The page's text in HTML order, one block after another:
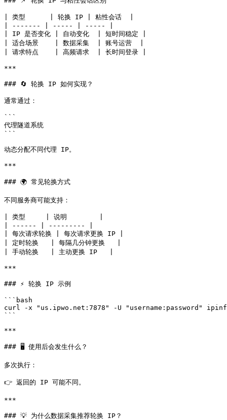
| 类型      | 轮换 IP | 粘性会话  |
| ------- | ----- | ----- |
| IP 是否变化 | 自动变化  | 短时间稳定 |
| 适合场景    | 数据采集  | 账号运营  |
| 请求特点    | 高频请求  | 长时间登录 |
***
### 🔄 轮换 IP 如何实现？
通常通过：
```
代理隧道系统
```
动态分配不同代理 IP。
***
### 🌍 常见轮换方式
不同服务商可能支持：
| 类型     | 说明        |
| ------ | --------- |
| 每次请求轮换 | 每次请求更换 IP |
| 定时轮换   | 每隔几分钟更换   |
| 手动轮换   | 主动更换 IP   |
***
### ⚡ 轮换 IP 示例
```bash
curl -x "us.ipwo.net:7878" -U "username:password"
```
***
### 🖥 使用后会发生什么？
多次执行：
👉 返回的 IP 可能不同。
***
### 💡 为什么数据采集推荐轮换 IP？